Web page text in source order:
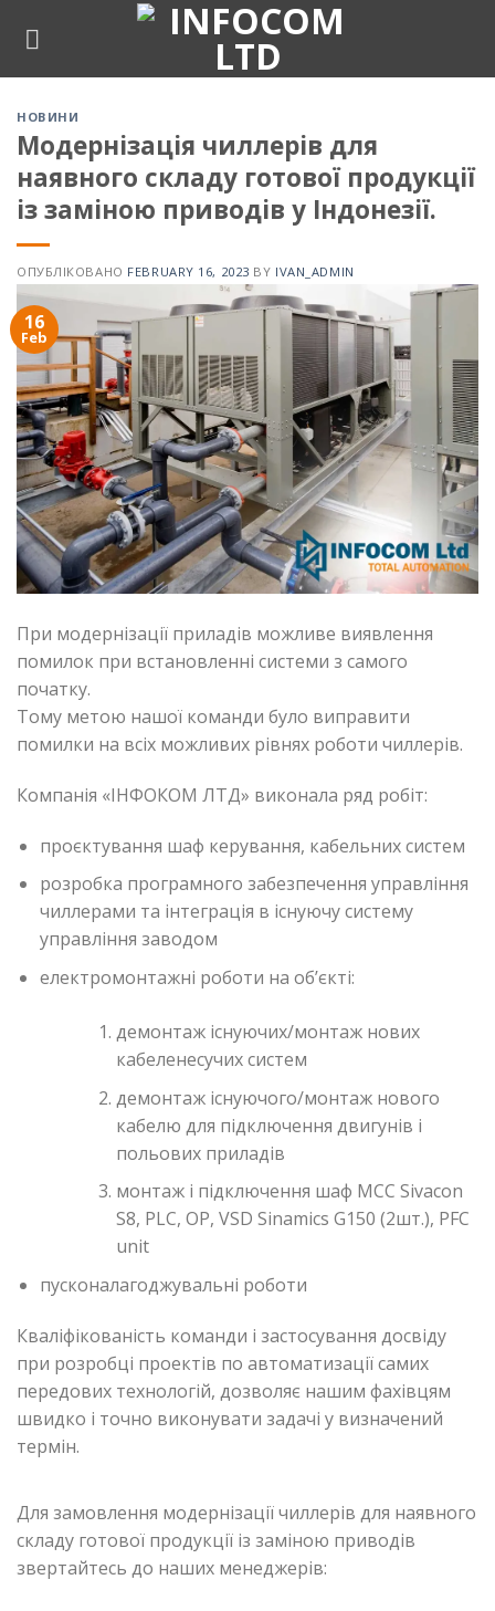
НОВИНИ
Модернізація чиллерів для
наявного складу готової продукції
із заміною приводів у Індонезії.
ОПУБЛІКОВАНО FEBRUARY 16, 2023 BY IVAN_ADMIN
16
Feb
При модернізації приладів можливе виявлення
помилок при встановленні системи з самого
початку.
Тому метою нашої команди було виправити
помилки на всіх можливих рівнях роботи чиллерів.
Компанія «ІНФОКОМ ЛТД» виконала ряд робіт:
проєктування шаф керування, кабельних систем
розробка програмного забезпечення управління
чиллерами та інтеграція в існуючу систему
управління заводом
електромонтажні роботи на об’єкті:
демонтаж існуючих/монтаж нових
кабеленесучих систем
демонтаж існуючого/монтаж нового
кабелю для підключення двигунів і
польових приладів
монтаж і підключення шаф МСС Sivacon
S8, PLC, OP, VSD Sinamics G150 (2шт.), PFC
unit
пусконалагоджувальні роботи
Кваліфікованість команди і застосування досвіду
при розробці проектів по автоматизації самих
передових технологій, дозволяє нашим фахівцям
швидко і точно виконувати задачі у визначений
термін.
Для замовлення модернізації чиллерів для наявного
складу готової продукції із заміною приводів
звертайтесь до наших менеджерів: